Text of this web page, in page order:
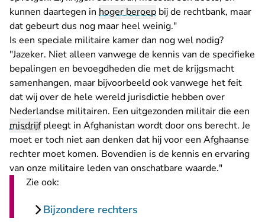
kunnen daartegen in hoger beroep bij de rechtbank, maar
dat gebeurt dus nog maar heel weinig."
Is een speciale militaire kamer dan nog wel nodig?
"Jazeker. Niet alleen vanwege de kennis van de specifieke
bepalingen en bevoegdheden die met de krijgsmacht
samenhangen, maar bijvoorbeeld ook vanwege het feit
dat wij over de hele wereld jurisdictie hebben over
Nederlandse militairen. Een uitgezonden militair die een
misdrijfpleegt in Afghanistan wordt door ons berecht. Je
moet er toch niet aan denken dat hij voor een Afghaanse
rechter moet komen. Bovendien is de kennis en ervaring
van onze militaire leden van onschatbare waarde."
Zie ook:
Bijzondere rechters